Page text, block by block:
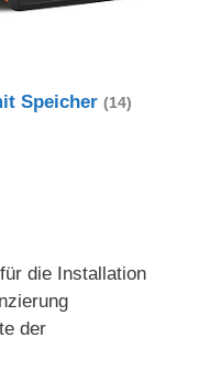
Speicher(14)
die Installation
der